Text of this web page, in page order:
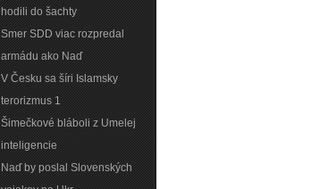
hodili do šachty
Smer SDD viac rozpredal
armádu ako Naď
V Česku sa šíri Islamsky
terorizmus 1
Šimečkové bláboli z Umelej
inteligencie
Naď by poslal Slovenských